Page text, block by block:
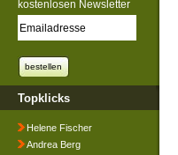
kostenlosen Newsletter
Topklicks
Helene Fischer
Andrea Berg